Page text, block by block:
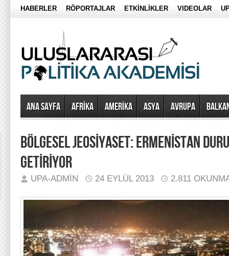
HABERLER RÖPORTAJLAR ETKİNLİKLER VIDEOLAR
Ana Sayfa AFRİKA AMERİKA ASYA AVRUPA
BÖLGESEL JEOSİYASET: ERMENİSTAN
GETİRİYOR
UPA-ADMIN 24 EYLÜL 2013 2.811